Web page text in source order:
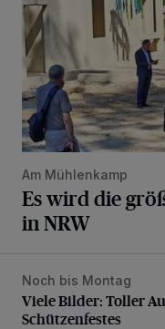
Am Mühlenkamp
Es wird die
in NRW
Viele Bilder: Toller
Noch bis Montag
Viele Bilder: Toller
Schützenfestes